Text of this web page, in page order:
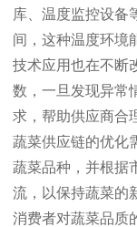
库、温度监控设备
间，这种温度环境
技术应用也在不断
数，一旦发现异常
求，帮助供应商合
蔬菜供应链的优化
蔬菜品种，并根据
流，以保持蔬菜的
消费者对蔬菜品质